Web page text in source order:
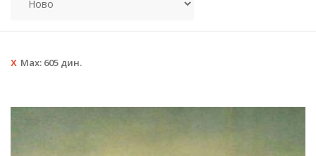
Max: 605 дин.